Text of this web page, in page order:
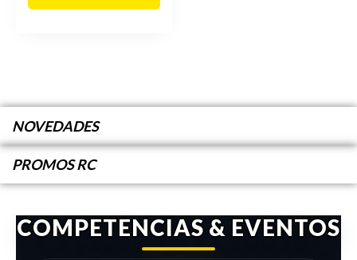
NOVEDADES
PROMOS RC
COMPETENCIAS & EVENTOS